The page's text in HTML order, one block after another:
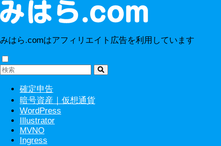
みはら.comはアフィリエイト広告を利用しています
確定申告
暗号資産｜仮想通貨
WordPress
Illustrator
MVNO
Ingress